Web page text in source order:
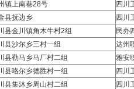
镇上南巷28号
四川
县抚边乡
四川
县金川镇角木牛村2组
民办
县沙尔乡三村一组
达州
县勒马乡马厂村二组
雅安
县咯尔乡德胜村一组
四川
县集沐乡周山村二组
四川